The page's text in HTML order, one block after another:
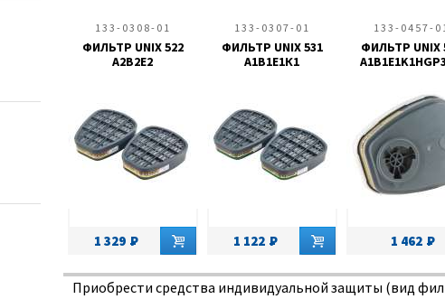
133-0308-01
ФИЛЬТР UNIX 522
A2B2E2
1 329
133-0307-01
ФИЛЬТР UNIX 531
А1В1Е1К1
1 122
133-0457-
ФИЛЬТР UNIX
1 462
Приобрести средства индивидуальной защиты (вид
грибов (средства с противогрибковым (фунгицидным) дейст
паукообразных (клещей): репеллентные средства